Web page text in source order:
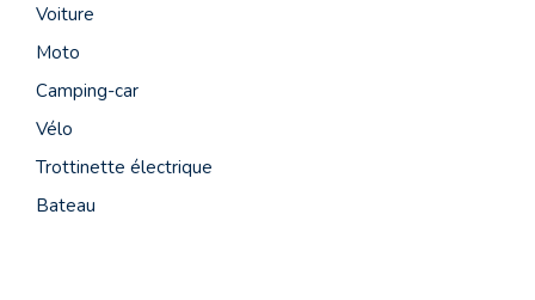
Voiture
Moto
Camping-car
Vélo
Trottinette électrique
Bateau